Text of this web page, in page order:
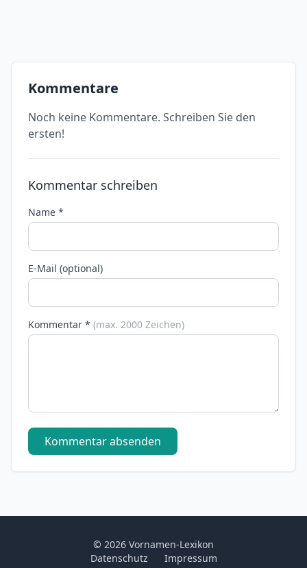
Kommentare
Noch keine Kommentare. Schreiben Sie den
ersten!
Kommentar schreiben
Name *
E-Mail (optional)
Kommentar * (max. 2000 Zeichen)
Kommentar absenden
© 2026 Vornamen-Lexikon
Datenschutz
Impressum